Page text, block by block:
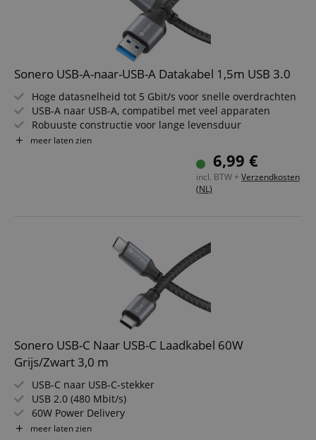
Sonero USB-A-naar-USB-A Datakabel 1,5m USB 3.0
Hoge datasnelheid tot 5 Gbit/s voor snelle overdrachten
USB-A naar USB-A, compatibel met veel apparaten
Robuuste constructie voor lange levensduur
Elegante vormgeving in space grey/zwart
Ideaal voor pc, laptop, harde schijven en accessoires
meer laten zien
6,99 €
incl. BTW + Verzendkosten
(NL)
Sonero USB-C Naar USB-C Laadkabel 60W
Grijs/Zwart 3,0 m
USB-C naar USB-C-stekker
USB 2.0 (480 Mbit/s)
60W Power Delivery
Kleur: Grijs/Zwart
meer laten zien